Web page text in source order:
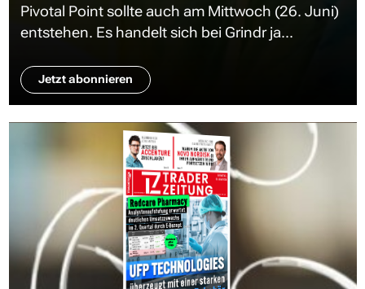
Pivotal Point sollte auch am Mittwoch (26. Juni)
entstehen. Es handelt sich bei Grindr ja...
Jetzt abonnieren